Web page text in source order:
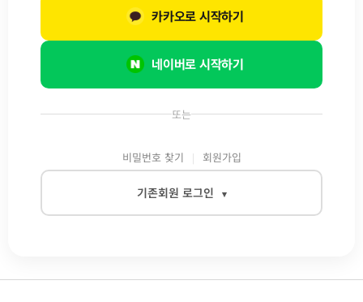
또는
비밀번호 찾기 회원가입
기존회원 로그인 ▾
네이버로 시작하기
카카오로 시작하기